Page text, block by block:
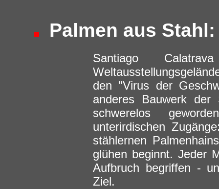
Palmen aus
Santiago
den "Virus der
anderes Bauwerk der
schwerelos
unterirdischen
stählernen
glühen beginnt. Jeder
Aufbruch begriffen -
Ziel.